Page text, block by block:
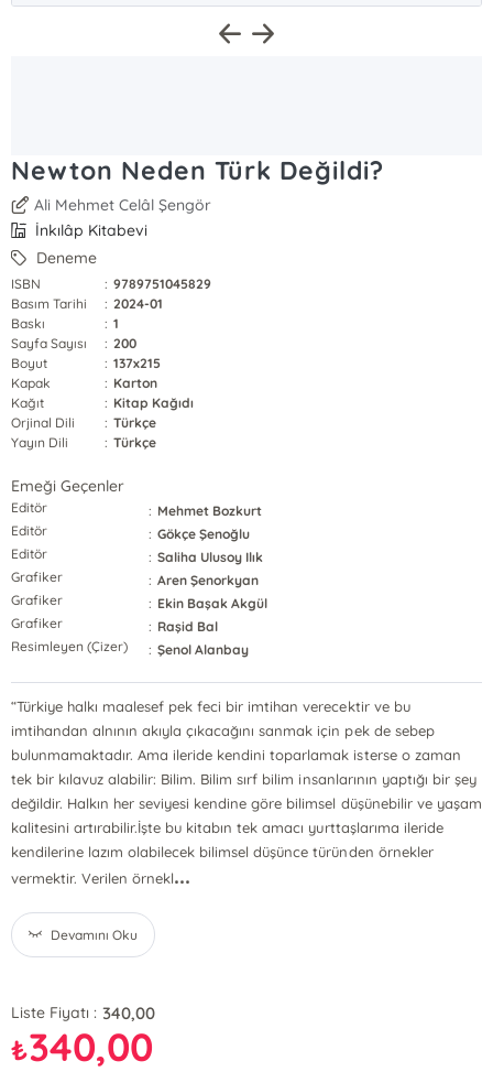
Newton Neden Türk Değildi?
Ali Mehmet Celâl Şengör
İnkılâp Kitabevi
Deneme
ISBN : 9789751045829
Basım Tarihi
: 2024-01
Baskı
: 1
Sayfa Sayısı
: 200
Boyut
: 137x215
Kapak
: Karton
Kağıt
: Kitap Kağıdı
Orjinal Dili
: Türkçe
Yayın Dili
: Türkçe
Emeği Geçenler
Editör : Mehmet Bozkurt
Editör
: Gökçe Şenoğlu
Editör
: Saliha Ulusoy Ilık
Grafiker
: Aren Şenorkyan
Grafiker
: Ekin Başak Akgül
Grafiker
: Raşid Bal
Resimleyen (Çizer)
: Şenol Alanbay
“Türkiye halkı maalesef pek feci bir imtihan verecektir ve bu
imtihandan alnının akıyla çıkacağını sanmak için pek de sebep
bulunmamaktadır. Ama ileride kendini toparlamak isterse o zaman
tek bir kılavuz alabilir: Bilim. Bilim sırf bilim insanlarının yaptığı bir şey
değildir. Halkın her seviyesi kendine göre bilimsel düşünebilir ve yaşam
kalitesini artırabilir.İşte bu kitabın tek amacı yurttaşlarıma ileride
kendilerine lazım olabilecek bilimsel düşünce türünden örnekler
vermektir. Verilen örnekl...
Devamını Oku
Liste Fiyatı : 340,00
₺340,00